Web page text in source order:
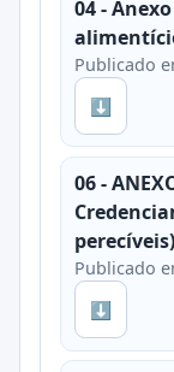
04 -
Publicado
⬇
06 -
perecíveis)
Publicado
⬇